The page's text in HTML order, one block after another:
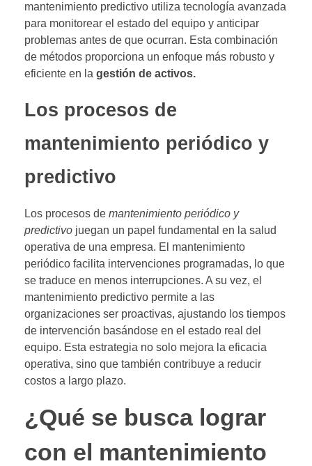
mantenimiento predictivo utiliza tecnología avanzada
para monitorear el estado del equipo y anticipar
problemas antes de que ocurran. Esta combinación
de métodos proporciona un enfoque más robusto y
eficiente en la gestión de activos.
Los procesos de
mantenimiento periódico y
predictivo
Los procesos de mantenimiento periódico y
predictivo juegan un papel fundamental en la salud
operativa de una empresa. El mantenimiento
periódico facilita intervenciones programadas, lo que
se traduce en menos interrupciones. A su vez, el
mantenimiento predictivo permite a las
organizaciones ser proactivas, ajustando los tiempos
de intervención basándose en el estado real del
equipo. Esta estrategia no solo mejora la eficacia
operativa, sino que también contribuye a reducir
costos a largo plazo.
¿Qué se busca lograr
con el mantenimiento